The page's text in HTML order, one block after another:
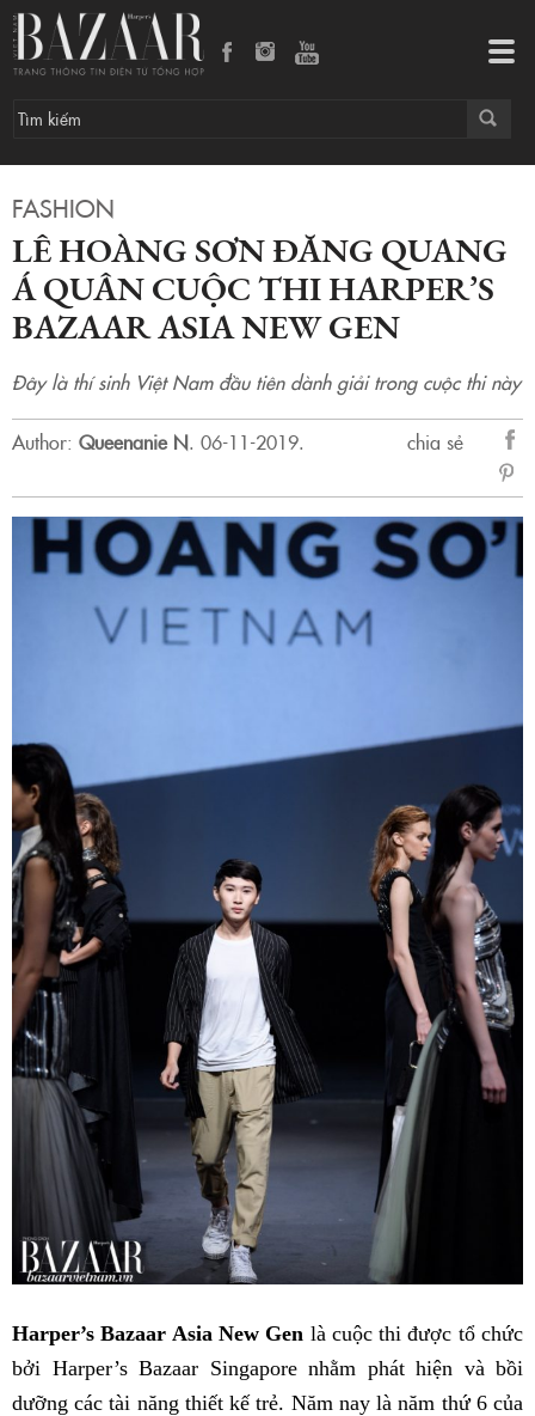
FASHION
LÊ HOÀNG SƠN ĐĂNG QUANG
Á QUÂN CUỘC THI HARPER’S
BAZAAR ASIA NEW GEN
Đây là thí sinh Việt Nam đầu tiên dành giải trong cuộc thi này
Author: Queenanie N. 06-11-2019.
chia sẻ
sẻ
Harper’s Bazaar Asia New Gen là cuộc thi được tổ chức
bởi Harper’s Bazaar Singapore nhằm phát hiện và bồi
dưỡng các tài năng thiết kế trẻ. Năm nay là năm thứ 6 của